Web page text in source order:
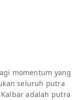
momentum yang
seluruh putra
adalah putra